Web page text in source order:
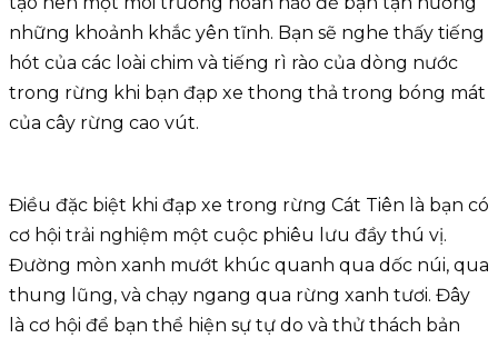
những khoảnh khắc yên tĩnh. Bạn sẽ nghe thấy tiếng
hót của các loài chim và tiếng rì rào của dòng nước
trong rừng khi bạn đạp xe thong thả trong bóng mát
của cây rừng cao vút.
Điều đặc biệt khi đạp xe trong rừng Cát Tiên là bạn có
cơ hội trải nghiệm một cuộc phiêu lưu đầy thú vị.
Đường mòn xanh mướt khúc quanh qua dốc núi, qua
thung lũng, và chạy ngang qua rừng xanh tươi. Đây
là cơ hội để bạn thể hiện sự tự do và thử thách bản